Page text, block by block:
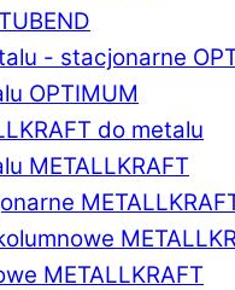
- stacjonarne
OPTIMUM
do metalu
METALLKRAFT
METALLKRAFT